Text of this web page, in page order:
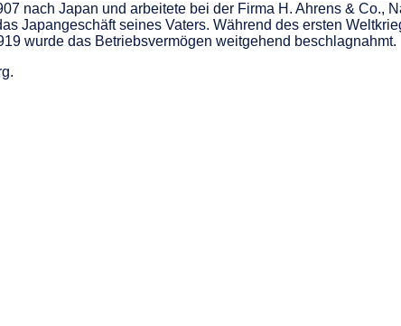
nach Japan und arbeitete bei der Firma H. Ahrens & Co.,
Japangeschäft seines Vaters. Während des ersten
wurde das Betriebsvermögen weitgehend beschlagnahmt.